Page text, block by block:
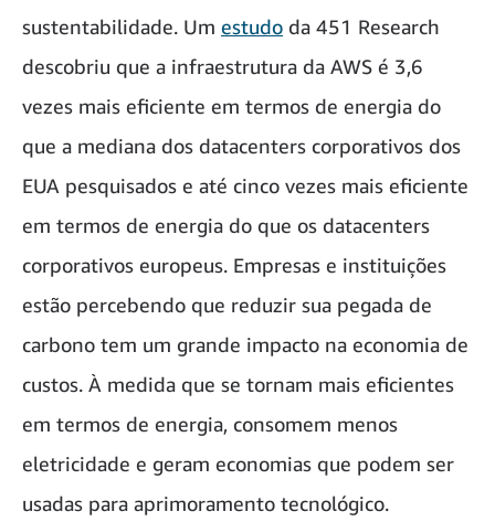
sustentabilidade. Um estudo da 451 Research
descobriu que a infraestrutura da AWS é 3,6
vezes mais eficiente em termos de energia do
que a mediana dos datacenters corporativos dos
EUA pesquisados e até cinco vezes mais eficiente
em termos de energia do que os datacenters
corporativos europeus. Empresas e instituições
estão percebendo que reduzir sua pegada de
carbono tem um grande impacto na economia de
custos. À medida que se tornam mais eficientes
em termos de energia, consomem menos
eletricidade e geram economias que podem ser
usadas para aprimoramento tecnológico.